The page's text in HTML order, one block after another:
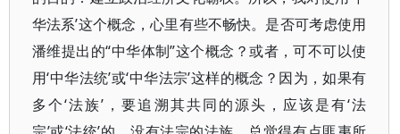
华法系’这个概念，心里有些不畅快。是否可考虑使用
潘维提出的“中华体制”这个概念？或者，可不可以使
用‘中华法统’或‘中华法宗’这样的概念？因为，如果有
多个‘法族’，要追溯其共同的源头，应该是有‘法